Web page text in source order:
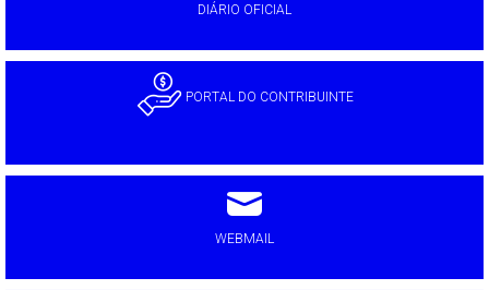
DIÁRIO OFICIAL
PORTAL DO CONTRIBUINTE
WEBMAIL